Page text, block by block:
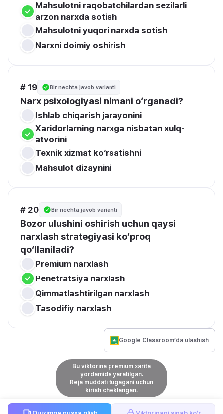
Mahsulotni raqobatchilardan sezilarli
arzon narxda sotish
Mahsulotni yuqori narxda sotish
Narxni doimiy oshirish
# 19 Bir nechta javob varianti
Narx psixologiyasi nimani o‘rganadi?
Ishlab chiqarish jarayonini
Xaridorlarning narxga nisbatan xulq-
atvorini
Texnik xizmat ko‘rsatishni
Mahsulot dizaynini
# 20 Bir nechta javob varianti
Bozor ulushini oshirish uchun qaysi
narxlash strategiyasi ko‘proq
qo‘llaniladi?
Premium narxlash
Penetratsiya narxlash
Qimmatlashtirilgan narxlash
Tasodifiy narxlash
Google Classroom’da ulashish
Bu viktorina premium xarita
yordamida yaratilgan.
Reja muddati tugagani uchun
kirish cheklangan.